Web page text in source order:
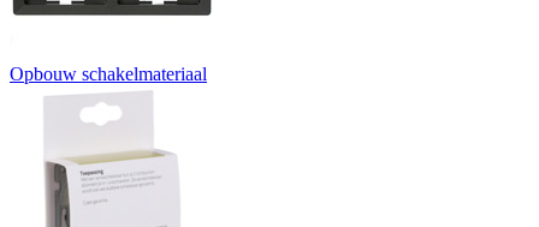
Opbouw schakelmateriaal